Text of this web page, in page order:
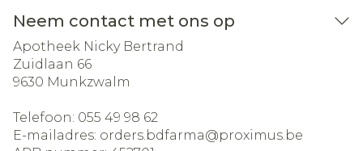
Neem contact met ons op
Apotheek Nicky Bertrand
Zuidlaan 66
9630 Munkzwalm
Telefoon: 055 49 98 62
E-mailadres: orders.bdfarma@proximus.be